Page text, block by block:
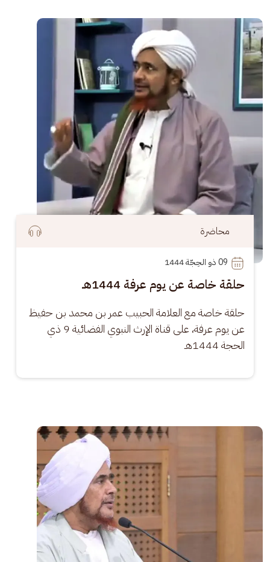
الصورة
محاضرة
09
حلقة خاصة عن يوم عرفة 1444هـ
حلقة خاصة مع العلامة الحبيب عمر بن محمد بن حفيظ
عن يوم عرفة، على قناة الإرث النبوي الفضائية 9 ذي
الحجة 1444هـ
الصورة